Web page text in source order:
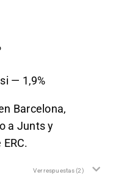
— 1,9%
Barcelona,
a Junts y
Ver respuestas(2)